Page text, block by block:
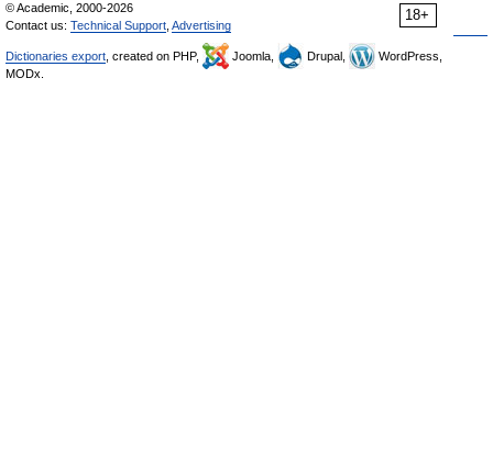
18+
© Academic, 2000-2026
Contact us: Technical Support Advertising
Dictionaries export , created on PHP, Joomla, Drupal,
WordPress,
MODx.